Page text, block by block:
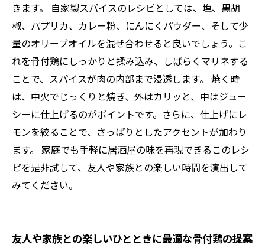
きます。 自家製スパイスのレシピとしては、塩、黒胡
椒、パプリカ、カレー粉、にんにくパウダー、そして少
量のオリーブオイルを混ぜ合わせると良いでしょう。こ
れを骨付鶏にしっかりと揉み込み、しばらくマリネする
ことで、スパイスが肉の内部まで浸透します。 焼く時
は、中火でじっくりと焼き、外はカリッと、中はジュー
シーに仕上げるのがポイントです。さらに、仕上げにレ
モンを絞ることで、さっぱりとしたアクセントが加わり
ます。 家庭でも手軽に居酒屋の味を再現できるこのレシ
ピを是非試して、友人や家族との楽しい時間を演出して
みてください。
友人や家族との楽しいひとときに最適な骨付鶏の提案